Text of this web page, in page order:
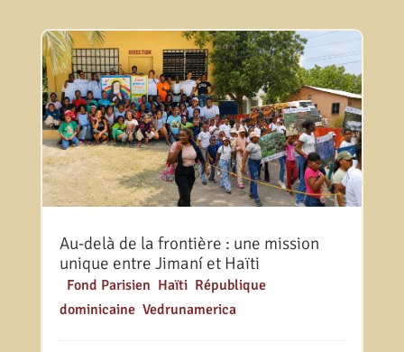
Au-delà de la frontière : une mission
unique entre Jimaní et Haïti
Fond Parisien Haïti, République
dominicaine, Vedrunamerica